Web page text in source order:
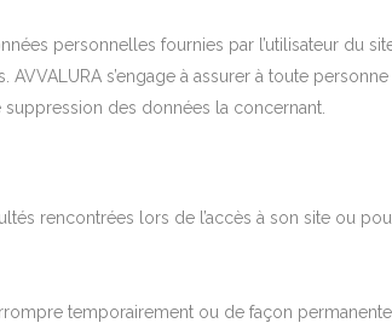
personnelles fournies par l’utilisateur du
s’engage à assurer à toute
des données la concernant.
rencontrées lors de l’accès à son site ou
temporairement ou de façon